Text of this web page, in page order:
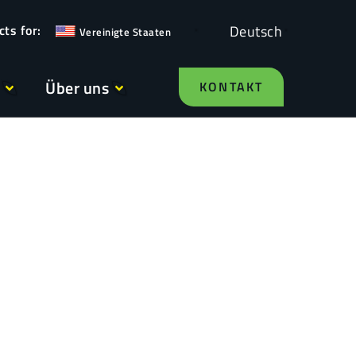
Vereinigte Staaten Deutsch
Über uns KONTAKT